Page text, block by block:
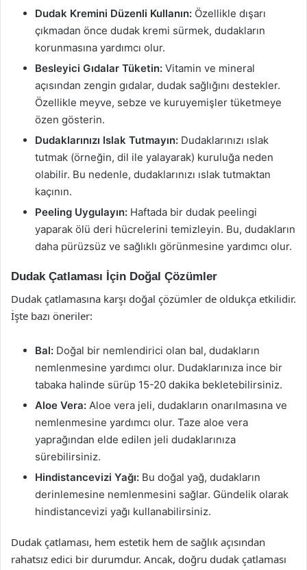
Dudak Kremini Düzenli Kullanın: Özellikle dışarı
çıkmadan önce dudak kremi sürmek, dudakların
korunmasına yardımcı olur.
Besleyici Gıdalar Tüketin: Vitamin ve mineral
açısından zengin gıdalar, dudak sağlığını destekler.
Özellikle meyve, sebze ve kuruyemişler tüketmeye
özen gösterin.
Dudaklarınızı Islak Tutmayın: Dudaklarınızı ıslak
tutmak (örneğin, dil ile yalayarak) kuruluğa neden
olabilir. Bu nedenle, dudaklarınızı ıslak tutmaktan
kaçının.
Peeling Uygulayın: Haftada bir dudak peelingi
yaparak ölü deri hücrelerini temizleyin. Bu, dudakların
daha pürüzsüz ve sağlıklı görünmesine yardımcı olur.
Dudak Çatlaması İçin Doğal Çözümler
Dudak çatlamasına karşı doğal çözümler de oldukça etkilidir.
İşte bazı öneriler:
Bal: Doğal bir nemlendirici olan bal, dudakların
nemlenmesine yardımcı olur. Dudaklarınıza ince bir
tabaka halinde sürüp 15-20 dakika bekletebilirsiniz.
Aloe Vera: Aloe vera jeli, dudakların onarılmasına ve
nemlenmesine yardımcı olur. Taze aloe vera
yaprağından elde edilen jeli dudaklarınıza
sürebilirsiniz.
Hindistancevizi Yağı: Bu doğal yağ, dudakların
derinlemesine nemlenmesini sağlar. Gündelik olarak
hindistancevizi yağı kullanabilirsiniz.
Dudak çatlaması, hem estetik hem de sağlık açısından
rahatsız edici bir durumdur. Ancak, doğru dudak çatlaması